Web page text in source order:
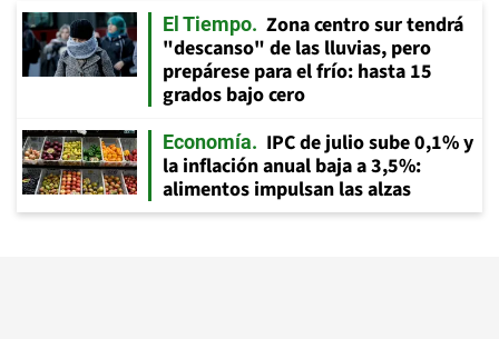
El Tiempo
Zona centro sur tendrá
"descanso" de las lluvias, pero
prepárese para el frío: hasta 15
grados bajo cero
Economía
IPC de julio sube 0,1% y
la inflación anual baja a 3,5%:
alimentos impulsan las alzas